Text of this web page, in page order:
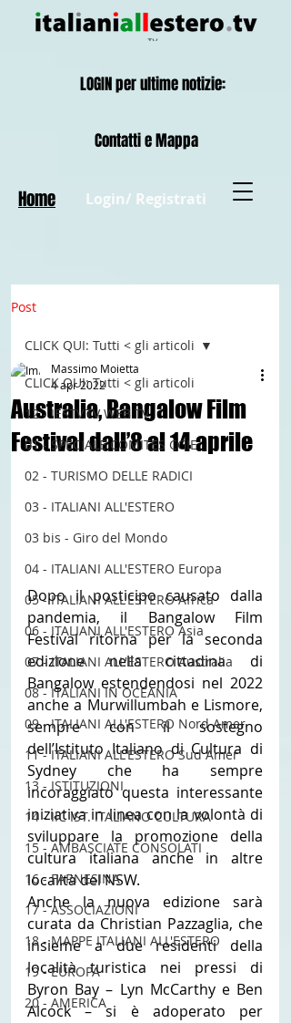
Login/ Registrati
Contatti e Mappa
Home
LOGIN per ultime notizie:
Post
CLICK QUI: Tutti < gli articoli
12 - IESTV.TV WEB TV
01 - SPECIALE COMITES CGIE
02 - TURISMO DELLE RADICI
03 - ITALIANI ALL'ESTERO
03 bis - Giro del Mondo
04 - ITALIANI ALL'ESTERO Europa
05 - ITALIANI ALL'ESTERO Africa
06 - ITALIANI ALL'ESTERO Asia
07 - ITALIANI ALL'ESTERO Australia
08 - ITALIANI IN OCEANIA
09 - ITALIANI ALL'ESTERO Nord Amer
11 - ITALIANI ALL'ESTERO Sud Amer
13 - ISTITUZIONI
14 - IIC IST. ITALIANO CULTURA
15 - AMBASCIATE CONSOLATI
16 - FARNESINA
17 - ASSOCIAZIONI
18 - MAPPE ITALIANI ALL'ESTERO
19 - EUROPA
20 - AMERICA
CLICK QUI: Tutti < gli articoli
Australia, Bangalow Film
Festival dall’8 al 14 aprile
Massimo Moietta
4 apr 2022
Dopo il posticipo causato dalla
pandemia, il Bangalow Film
Festival ritorna per la seconda
edizione nella cittadina di
Bangalow estendendosi nel 2022
anche a Murwillumbah e Lismore,
sempre con il sostegno
dell’Istituto Italiano di Cultura di
Sydney che ha sempre
incoraggiato questa interessante
iniziativa in linea con la volontà di
sviluppare la promozione della
cultura italiana anche in altre
località del NSW.
Anche la nuova edizione sarà
curata da Christian Pazzaglia, che
insieme a due residenti della
località turistica nei pressi di
Byron Bay – Lyn McCarthy e Ben
Alcock – si è adoperato per